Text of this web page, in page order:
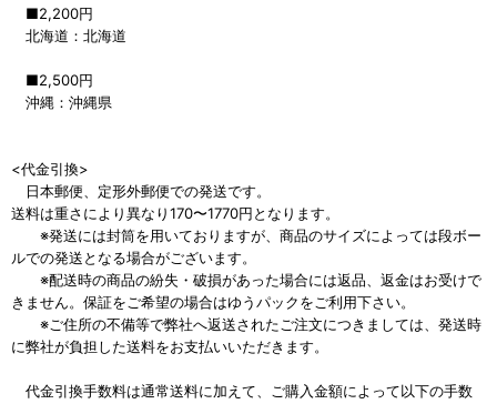
■2,200円
北海道：北海道
■2,500円
沖縄：沖縄県
<代金引換>
日本郵便、定形外郵便での発送です。
送料は重さにより異なり170〜1770円となります。
※発送には封筒を用いておりますが、商品のサイズによっては段ボー
ルでの発送となる場合がございます。
※配送時の商品の紛失・破損があった場合には返品、返金はお受けで
きません。保証をご希望の場合はゆうパックをご利用下さい。
※ご住所の不備等で弊社へ返送されたご注文につきましては、発送時
に弊社が負担した送料をお支払いいただきます。
代金引換手数料は通常送料に加えて、ご購入金額によって以下の手数